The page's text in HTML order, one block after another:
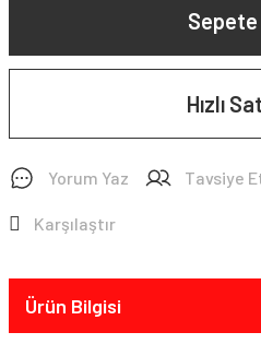
Sepete
Hızlı
Yorum Yaz Tavsiye
Karşılaştır
Ürün Bilgisi